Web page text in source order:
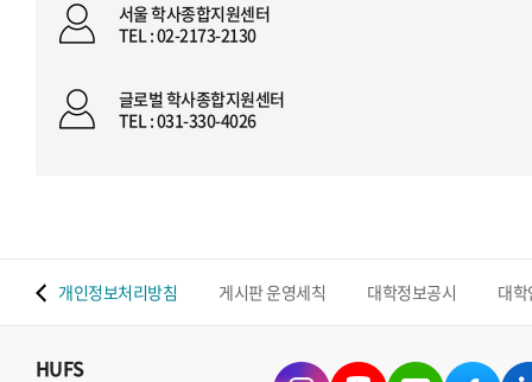
서울 학사종합지원센터
TEL : 02-2173-2130
글로벌 학사종합지원센터
TEL : 031-330-4026
개인정보처리방침 게시판 운영세칙 대학정보공시 대
HUFS